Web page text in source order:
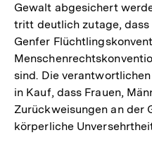
Gewalt abgesichert
tritt deutlich zutage,
Genfer
sind. Die
in Kauf, dass Frauen,
Zurückweisungen an der
körperliche